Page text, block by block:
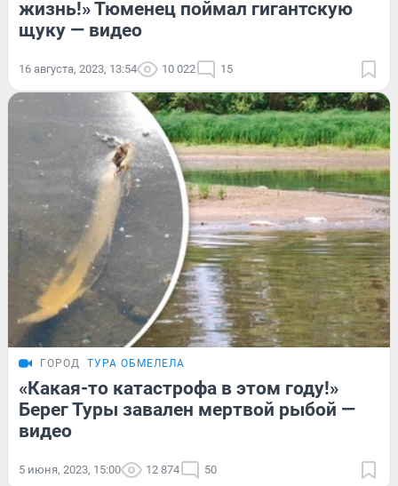
жизнь!» Тюменец поймал гигантскую
щуку — видео
16 августа, 2023, 13:54 10 022 15
ГОРОД ТУРА ОБМЕЛЕЛА
«Какая-то катастрофа в этом году!»
Берег Туры завален мертвой рыбой —
видео
5 июня, 2023, 15:00 12 874 50